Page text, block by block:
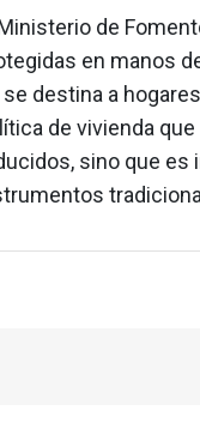
de
en manos
se destina a
de vivienda
sino que